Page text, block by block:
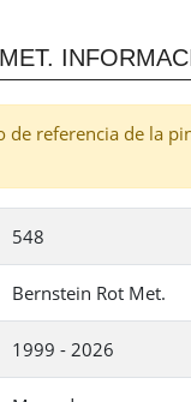
de referencia de la
548
Bernstein Rot Met.
1999 - 2026